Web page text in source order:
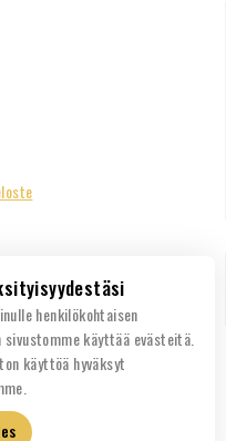
henkilökohtaisen
sivustomme käyttää evästeitä.
käyttöä hyväksyt